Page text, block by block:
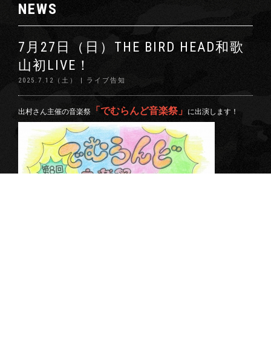
NEWS
7月27日（日）THE BIRD HEAD和歌
山初LIVE！
2025.7.12（土） | ライブ告知
出村さん主催の音楽祭 「でむらんど音楽祭」 に出演します！